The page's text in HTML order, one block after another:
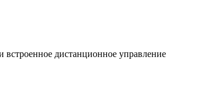
дистанционное управление